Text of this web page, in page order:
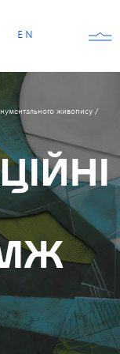
EN
живопису /